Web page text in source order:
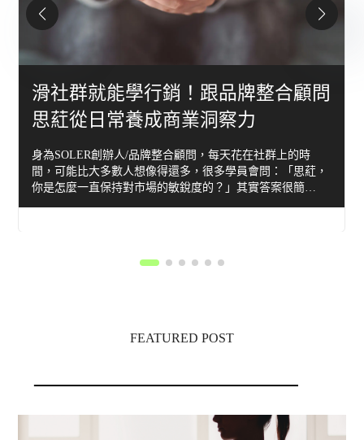
滑社群就能學行銷！跟品牌整合顧問
思葒從日常養成商業洞察力
身為SOLER創辦人/品牌整合顧問，每天花在社群上的時
間，可能比大多數人想像得還多，很多學員會問：「思葒，
你是怎麼一直保持對市場的敏銳度的？」其實答案很簡…
FEATURED POST